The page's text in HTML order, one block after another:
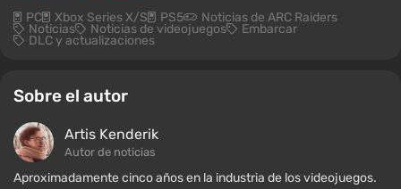
PC Xbox Series X/S PS5 Noticias de ARC Raiders
Noticias Noticias de videojuegos Embarcar
DLC y actualizaciones
Sobre el autor
Artis Kenderik
Autor de noticias
Aproximadamente cinco años en la industria de los videojuegos.